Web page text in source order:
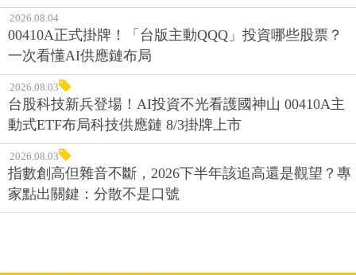
2026.08.04
00410A正式掛牌！「台版主動QQQ」投資哪些股票？
一次看懂AI供應鏈布局
2026.08.03
台股科技新兵登場！AI投資不光看護國神山 00410A主
動式ETF布局科技供應鏈 8/3掛牌上市
2026.08.03
指數創高但雜音不斷，2026下半年該追高還是觀望？專
家點出關鍵：分散不是口號